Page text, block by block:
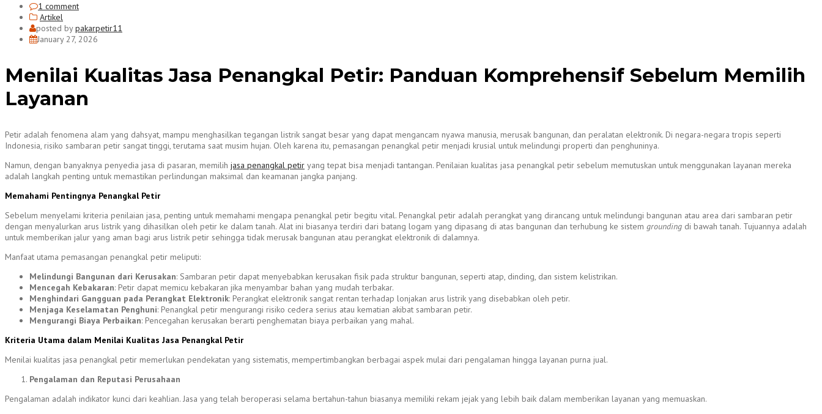
1 comment
Artikel
posted bypakarpetir11
January 27, 2026
Menilai Kualitas Jasa Penangkal Petir: Panduan Komprehensif Sebelum Memilih
Layanan
Petir adalah fenomena alam yang dahsyat, mampu menghasilkan tegangan listrik sangat besar yang dapat mengancam nyawa manusia, merusak bangunan, dan peralatan elektronik. Di negara-negara tropis seperti
Indonesia, risiko sambaran petir sangat tinggi, terutama saat musim hujan. Oleh karena itu, pemasangan penangkal petir menjadi krusial untuk melindungi properti dan penghuninya.
Namun, dengan banyaknya penyedia jasa di pasaran, memilih jasa penangkal petir yang tepat bisa menjadi tantangan. Penilaian kualitas jasa penangkal petir sebelum memutuskan untuk menggunakan layanan mereka
adalah langkah penting untuk memastikan perlindungan maksimal dan keamanan jangka panjang.
Memahami Pentingnya Penangkal Petir
Sebelum menyelami kriteria penilaian jasa, penting untuk memahami mengapa penangkal petir begitu vital. Penangkal petir adalah perangkat yang dirancang untuk melindungi bangunan atau area dari sambaran petir
dengan menyalurkan arus listrik yang dihasilkan oleh petir ke dalam tanah. Alat ini biasanya terdiri dari batang logam yang dipasang di atas bangunan dan terhubung ke sistem grounding di bawah tanah. Tujuannya adalah
untuk memberikan jalur yang aman bagi arus listrik petir sehingga tidak merusak bangunan atau perangkat elektronik di dalamnya.
Manfaat utama pemasangan penangkal petir meliputi:
Melindungi Bangunan dari Kerusakan: Sambaran petir dapat menyebabkan kerusakan fisik pada struktur bangunan, seperti atap, dinding, dan sistem kelistrikan.
Mencegah Kebakaran: Petir dapat memicu kebakaran jika menyambar bahan yang mudah terbakar.
Menghindari Gangguan pada Perangkat Elektronik: Perangkat elektronik sangat rentan terhadap lonjakan arus listrik yang disebabkan oleh petir.
Menjaga Keselamatan Penghuni: Penangkal petir mengurangi risiko cedera serius atau kematian akibat sambaran petir.
Mengurangi Biaya Perbaikan: Pencegahan kerusakan berarti penghematan biaya perbaikan yang mahal.
Kriteria Utama dalam Menilai Kualitas Jasa Penangkal Petir
Menilai kualitas jasa penangkal petir memerlukan pendekatan yang sistematis, mempertimbangkan berbagai aspek mulai dari pengalaman hingga layanan purna jual.
Pengalaman dan Reputasi Perusahaan
Pengalaman adalah indikator kunci dari keahlian. Jasa yang telah beroperasi selama bertahun-tahun biasanya memiliki rekam jejak yang lebih baik dalam memberikan layanan yang memuaskan.